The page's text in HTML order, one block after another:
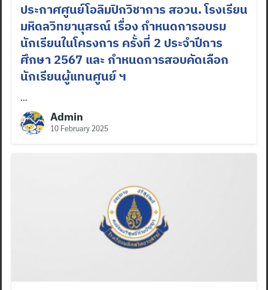
ประกาศศูนย์โอลิมปิกวิชาการ สอวน. โรงเรียน
มหิดลวิทยานุสรณ์ เรื่อง กำหนดการอบรม
นักเรียนในโครงการ ครั้งที่ 2 ประจำปีการ
ศึกษา 2567 และ กำหนดการสอบคัดเลือก
นักเรียนผู้แทนศูนย์ ฯ
…
Admin
10 February 2025